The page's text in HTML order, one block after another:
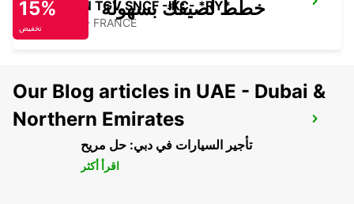
AVIGNON TGV SNCF -IKC- *RY*
AVIGNON - FRANCE
AVIGNON COURTINE -IKC- *VANS*
AVIGNON - FRANCE
15%
تخفيض
خطط لصيفك بسهولة
Our Blog articles in UAE - Dubai &
Northern Emirates
تأجير السيارات في دبي: حل مريح
اقرأ أكثر